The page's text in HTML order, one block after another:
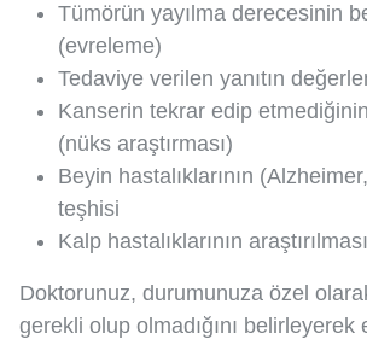
Tümörün yayılma derecesinin
(evreleme)
Tedaviye verilen yanıtın
Kanserin tekrar edip
(nüks araştırması)
Beyin hastalıklarının
teşhisi
Kalp hastalıklarının araştırılması
Doktorunuz, durumunuza özel
gerekli olup olmadığını